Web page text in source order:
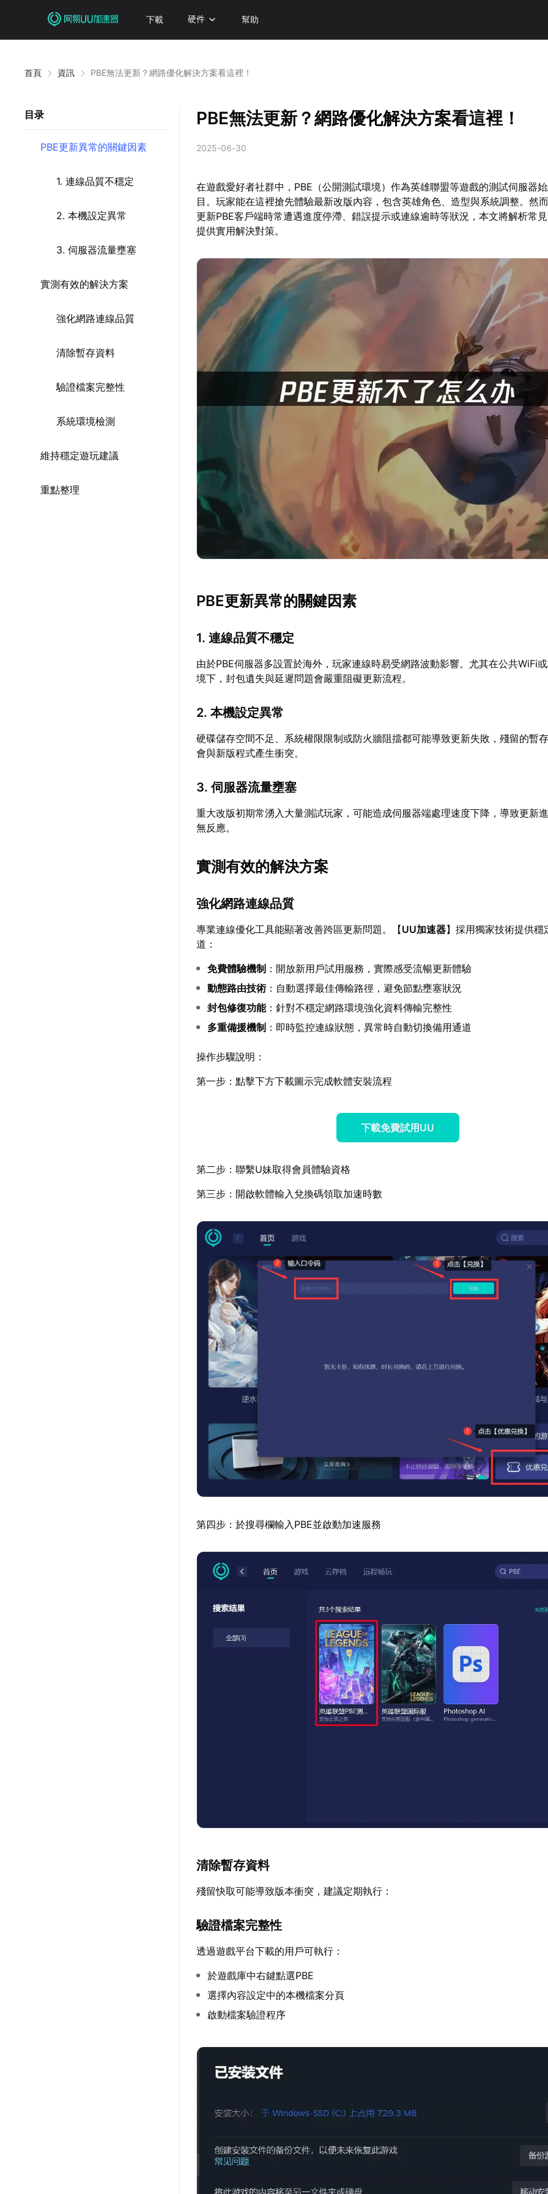
下載 硬件 幫助
首頁 資訊 PBE無法更新？網路優化解決方案看這裡！
目录
PBE更新異常的關鍵因素
1. 連線品質不穩定
2. 本機設定異常
3. 伺服器流量壅塞
實測有效的解決方案
強化網路連線品質
清除暫存資料
驗證檔案完整性
系統環境檢測
維持穩定遊玩建議
重點整理
PBE無法更新？網路優化解決方案看這裡！
2025-06-30
在遊戲愛好者社群中，PBE（公開測試環境）作為英雄聯盟等遊戲的測試伺服器
目。玩家能在這裡搶先體驗最新改版內容，包含英雄角色、造型與系統調整。然
更新PBE客戶端時常遭遇進度停滯、錯誤提示或連線逾時等狀況，本文將解析常
提供實用解決對策。
PBE更新異常的關鍵因素
1. 連線品質不穩定
由於PBE伺服器多設置於海外，玩家連線時易受網路波動影響。尤其在公共WiFi
境下，封包遺失與延遲問題會嚴重阻礙更新流程。
2. 本機設定異常
硬碟儲存空間不足、系統權限限制或防火牆阻擋都可能導致更新失敗，殘留的暫
會與新版程式產生衝突。
3. 伺服器流量壅塞
重大改版初期常湧入大量測試玩家，可能造成伺服器端處理速度下降，導致更新
無反應。
實測有效的解決方案
強化網路連線品質
專業連線優化工具能顯著改善跨區更新問題。【UU加速器】採用獨家技術提供穩
道：
免費體驗機制 ：開放新用戶試用服務，實際感受流暢更新體驗
動態路由技術：自動選擇最佳傳輸路徑，避免節點壅塞狀況
封包修復功能：針對不穩定網路環境強化資料傳輸完整性
多重備援機制 ：即時監控連線狀態，異常時自動切換備用通道
操作步驟說明：
第一步：點擊下方下載圖示完成軟體安裝流程
下載免費試用UU
第二步：聯繫U妹取得會員體驗資格
第三步：開啟軟體輸入兌換碼領取加速時數
第四步：於搜尋欄輸入PBE並啟動加速服務
清除暫存資料
殘留快取可能導致版本衝突，建議定期執行：
驗證檔案完整性
透過遊戲平台下載的用戶可執行：
於遊戲庫中右鍵點選PBE
選擇內容設定中的本機檔案分頁
啟動檔案驗證程序